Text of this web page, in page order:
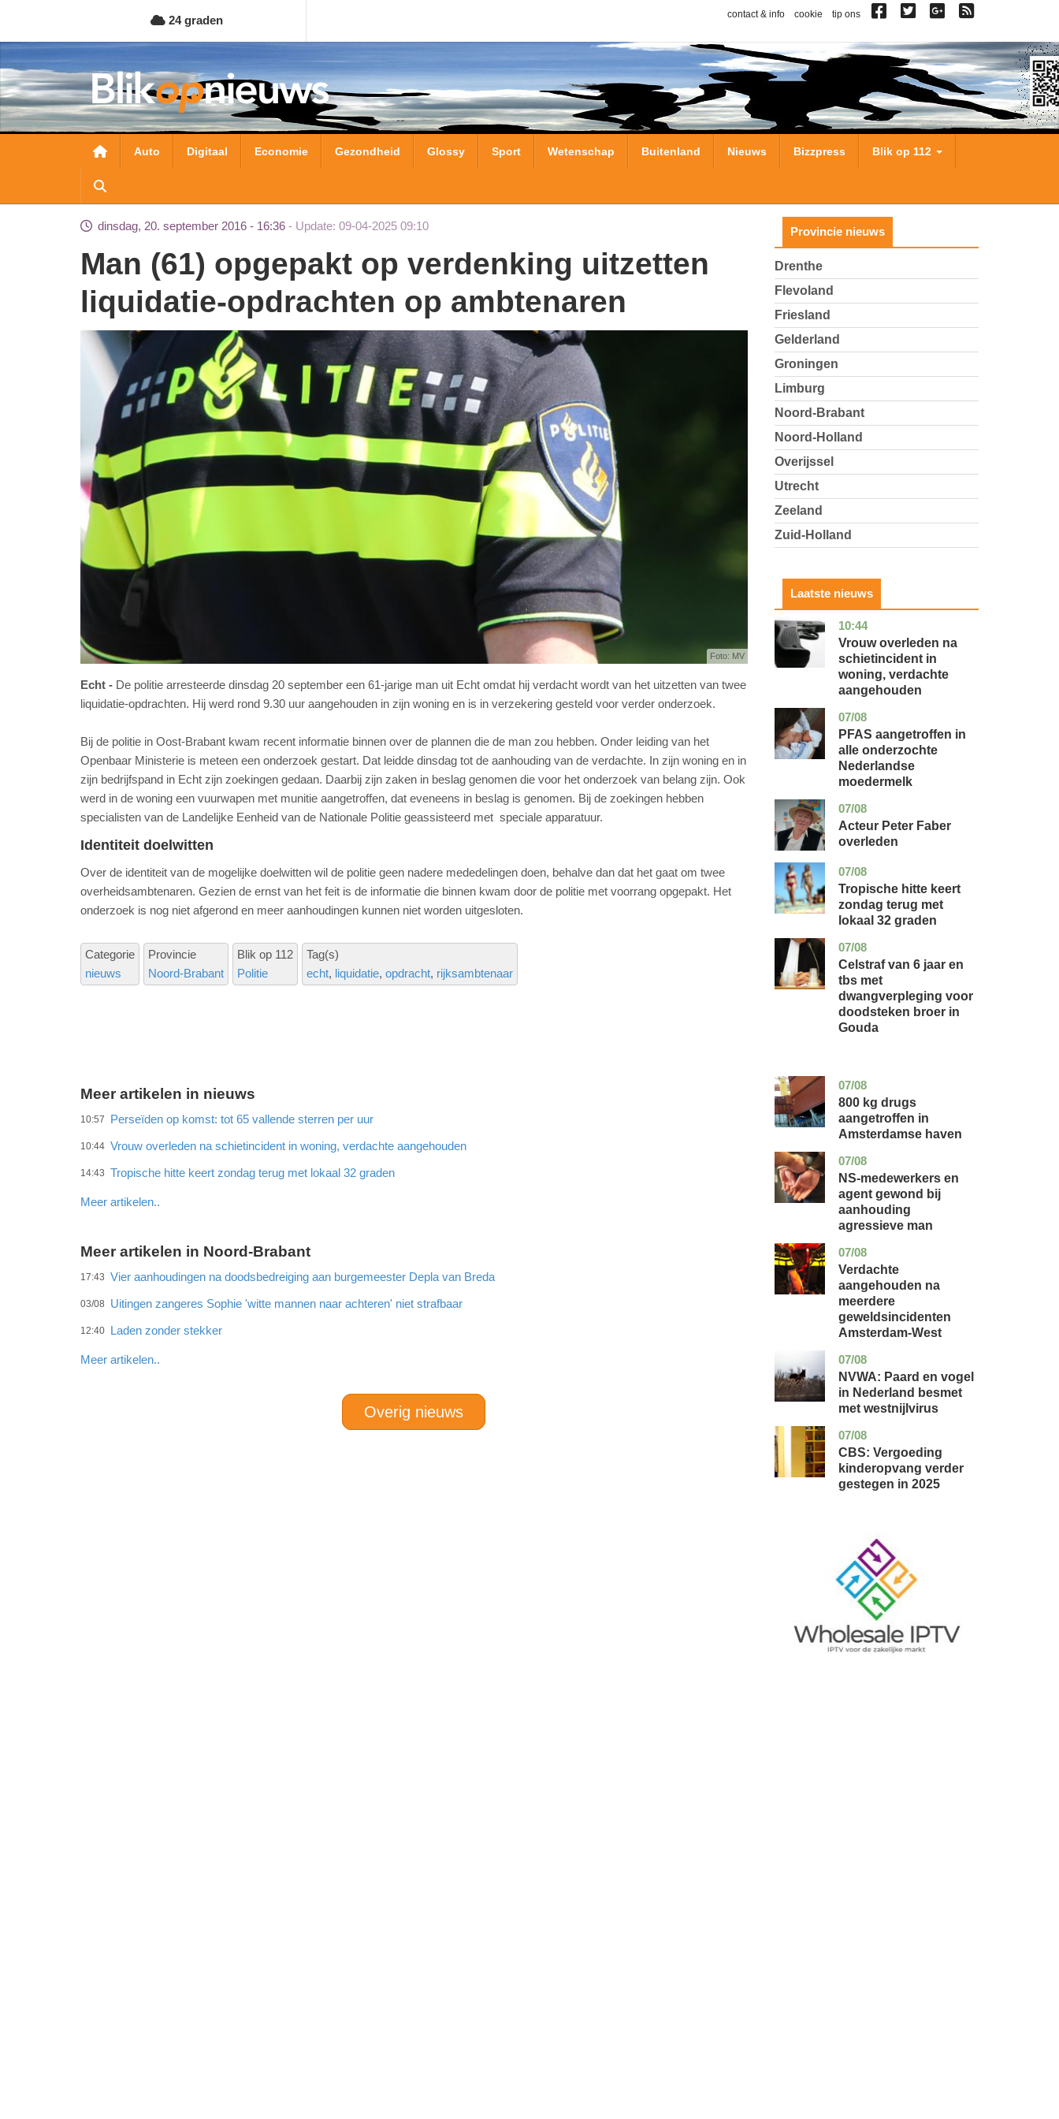
naar
de
inhoud
gaan
24 graden contact & info cookie tip ons
Hoofdnavigatie
Auto Digitaal Economie Gezondheid Glossy Sport Wetenschap Buitenland Nieuws Bizzpress Blik op 112
dinsdag, 20. september 2016 - 16:36 Update: 09-04-2025 09:10
Man (61) opgepakt op verdenking uitzetten
liquidatie-opdrachten op ambtenaren
Foto: MV
Echt
De politie arresteerde dinsdag 20 september een 61-jarige man uit Echt omdat hij verdacht wordt van het uitzetten van twee
liquidatie-opdrachten. Hij werd rond 9.30 uur aangehouden in zijn woning en is in verzekering gesteld voor verder onderzoek.
Bij de politie in Oost-Brabant kwam recent informatie binnen over de plannen die de man zou hebben. Onder leiding van het
Openbaar Ministerie is meteen een onderzoek gestart. Dat leidde dinsdag tot de aanhouding van de verdachte. In zijn woning en in
zijn bedrijfspand in Echt zijn zoekingen gedaan. Daarbij zijn zaken in beslag genomen die voor het onderzoek van belang zijn. Ook
werd in de woning een vuurwapen met munitie aangetroffen, dat eveneens in beslag is genomen. Bij de zoekingen hebben
specialisten van de Landelijke Eenheid van de Nationale Politie geassisteerd met speciale apparatuur.
Identiteit doelwitten
Over de identiteit van de mogelijke doelwitten wil de politie geen nadere mededelingen doen, behalve dan dat het gaat om twee
overheidsambtenaren. Gezien de ernst van het feit is de informatie die binnen kwam door de politie met voorrang opgepakt. Het
onderzoek is nog niet afgerond en meer aanhoudingen kunnen niet worden uitgesloten.
Categorie
nieuws
Provincie
Noord-Brabant
Blik op 112
Politie
Tag(s)
echt liquidatie opdracht rijksambtenaar
Meer artikelen in nieuws
10:57 Perseïden op komst: tot 65 vallende sterren per uur
10:44 Vrouw overleden na schietincident in woning, verdachte aangehouden
14:43 Tropische hitte keert zondag terug met lokaal 32 graden
Meer artikelen..
Meer artikelen in Noord-Brabant
17:43 Vier aanhoudingen na doodsbedreiging aan burgemeester Depla van Breda
03/08 Uitingen zangeres Sophie 'witte mannen naar achteren' niet strafbaar
12:40 Laden zonder stekker
Meer artikelen..
Overig nieuws
Provincie nieuws
Drenthe
Flevoland
Friesland
Gelderland
Groningen
Limburg
Noord-Brabant
Noord-Holland
Overijssel
Utrecht
Zeeland
Zuid-Holland
Laatste nieuws
10:44
zuid-
holland
nieuws
Vrouw overleden na
schietincident in
woning, verdachte
aangehouden
07/08
utrecht
gezondheid
PFAS aangetroffen in
alle onderzochte
Nederlandse
moedermelk
07/08
noord-
holland
glossy
Acteur Peter Faber
overleden
07/08
utrecht
nieuws
Tropische hitte keert
zondag terug met
lokaal 32 graden
07/08
zuid-
holland
nieuws
Celstraf van 6 jaar en
tbs met
dwangverpleging voor
doodsteken broer in
Gouda
07/08
noord-
holland
nieuws
800 kg drugs
aangetroffen in
Amsterdamse haven
07/08
flevoland
nieuws
NS-medewerkers en
agent gewond bij
aanhouding
agressieve man
07/08
noord-
holland
nieuws
Verdachte
aangehouden na
meerdere
geweldsincidenten
Amsterdam-West
07/08
utrecht
nieuws
NVWA: Paard en vogel
in Nederland besmet
met westnijlvirus
07/08
zuid-
holland
economie
CBS: Vergoeding
kinderopvang verder
gestegen in 2025